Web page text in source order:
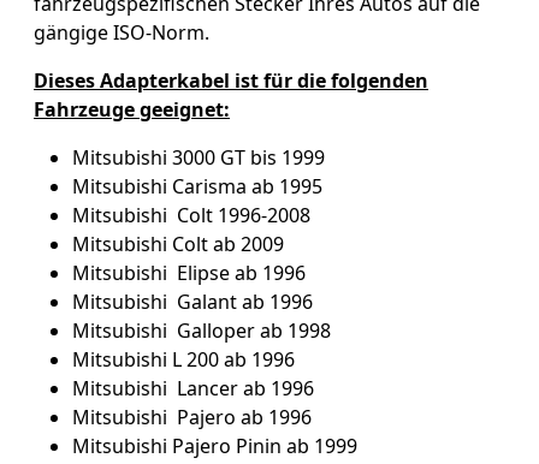
gängige ISO-Norm.
Dieses Adapterkabel ist für die folgenden
Fahrzeuge geeignet:
Mitsubishi 3000 GT bis 1999
Mitsubishi Carisma ab 1995
Mitsubishi Colt 1996-2008
Mitsubishi Colt ab 2009
Mitsubishi Elipse ab 1996
Mitsubishi Galant ab 1996
Mitsubishi Galloper ab 1998
Mitsubishi L 200 ab 1996
Mitsubishi Lancer ab 1996
Mitsubishi Pajero ab 1996
Mitsubishi Pajero Pinin ab 1999